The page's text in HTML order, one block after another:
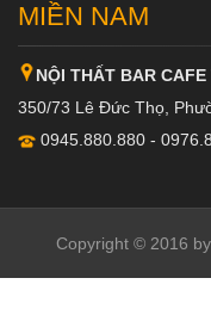
MIỀN NAM
NỘI THẤT BAR CAFE
350/73 Lê Đức Thọ,
0945.880.880 -
Copyright © 2016 by